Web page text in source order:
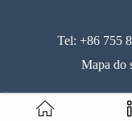
Tel: +86 755
Mapa do